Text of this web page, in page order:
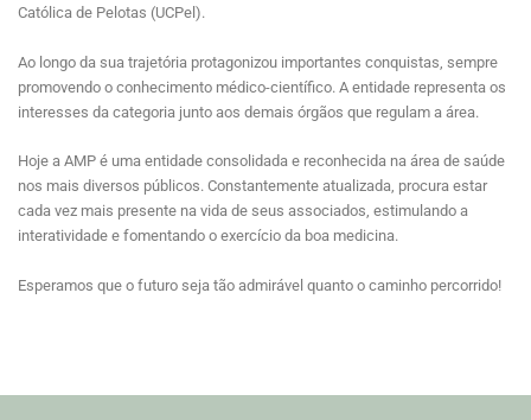
Católica de Pelotas (UCPel).
Ao longo da sua trajetória protagonizou importantes conquistas, sempre
promovendo o conhecimento médico-científico. A entidade representa os
interesses da categoria junto aos demais órgãos que regulam a área.
Hoje a AMP é uma entidade consolidada e reconhecida na área de saúde
nos mais diversos públicos. Constantemente atualizada, procura estar
cada vez mais presente na vida de seus associados, estimulando a
interatividade e fomentando o exercício da boa medicina.
Esperamos que o futuro seja tão admirável quanto o caminho percorrido!